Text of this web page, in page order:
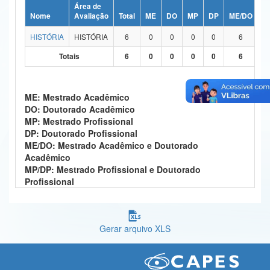
Ministério da Ciência, Tecnologia, Inovações e Comunicações
Ministério do Meio Ambiente
Controladoria-Geral da União
Ministério da Mulher, da Família e dos Direitos Humanos
Secretaria-Geral
Secretaria de Governo
Nome
Área de
Avaliação
Total ME DO MP DP ME/DO
HISTÓRIA
HISTÓRIA 6 0 0 0 0
6
Totais
6 0 0 0 0 6
ME: Mestrado Acadêmico
DO: Doutorado Acadêmico
MP: Mestrado Profissional
DP: Doutorado Profissional
ME/DO: Mestrado Acadêmico e Doutorado
Acadêmico
MP/DP: Mestrado Profissional e Doutorado
Profissional
Gerar arquivo XLS